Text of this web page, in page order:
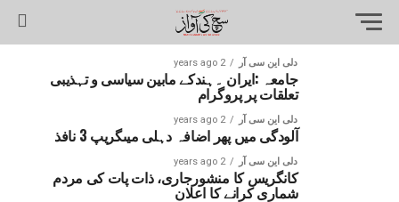
دلی این سی آر 2 years ago
جامعہ :ایران ۔ہندکے مابین سیاسی و تہذیبی
تعلقات پر پروگرام
دلی این سی آر 2 years ago
آلودگی میں پھر اضافہ دہلی میںگریپ 3 نافذ
دلی این سی آر 2 years ago
کانگریس کا منشورجاری، ذات پات کی مردم
شماری کرانے کا اعلان